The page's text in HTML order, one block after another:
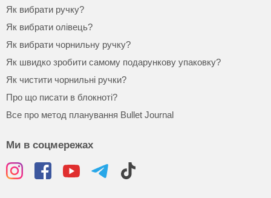
Як вибрати ручку?
Як вибрати олівець?
Як вибрати чорнильну ручку?
Як швидко зробити самому подарункову упаковку?
Як чистити чорнильні ручки?
Про що писати в блокноті?
Все про метод планування Bullet Journal
Ми в соцмережах